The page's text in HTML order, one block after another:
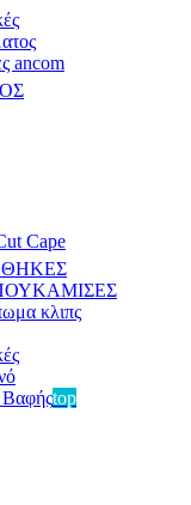
ancom
Cape
κλιπς
Βαφήςtop